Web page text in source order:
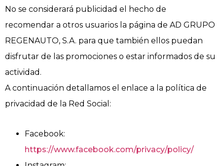
No se considerará publicidad el hecho de
recomendar a otros usuarios la página de AD GRUPO
REGENAUTO, S.A. para que también ellos puedan
disfrutar de las promociones o estar informados de su
actividad.
A continuación detallamos el enlace a la política de
privacidad de la Red Social:
Facebook:
https://www.facebook.com/privacy/policy/